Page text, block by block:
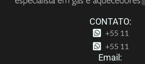
CONTATO:
+55 11
+55 11
Email: